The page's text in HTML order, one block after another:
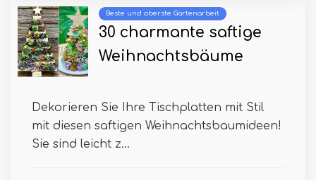
Beste und oberste Gartenarbeit
30 charmante saftige
Weihnachtsbäume
Dekorieren Sie Ihre Tischplatten mit Stil
mit diesen saftigen Weihnachtsbaumideen!
Sie sind leicht z...